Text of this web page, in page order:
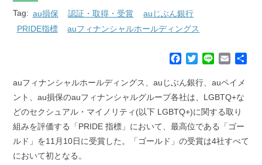
Tag: au損保 認証・取得・受賞
auじぶん銀行
PRIDE指標
auフィナンシャルホールディングス
c
e
o
o
k
T
i
e
r
n
e
E
a
i
auフィナンシャルホールディングス、auじぶん銀行、auペイメ
ント、au損保のauフィナンシャルグループ各社は、LGBTQ+な
どのセクシュアル・マイノリティ(以下 LGBTQ+)に関する取り
組みを評価する「PRIDE 指標」において、最高位である「ゴー
ルド」を11月10日に受賞した。「ゴールド」の受賞は4社すべて
において初となる。